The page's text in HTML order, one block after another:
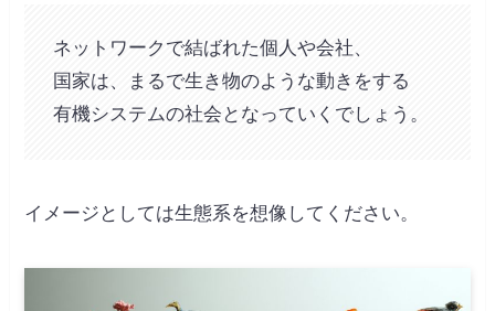
ネットワークで結ばれた個人や会社、
国家は、まるで生き物のような動きをする
有機システムの社会となっていくでしょう。
イメージとしては生態系を想像してください。